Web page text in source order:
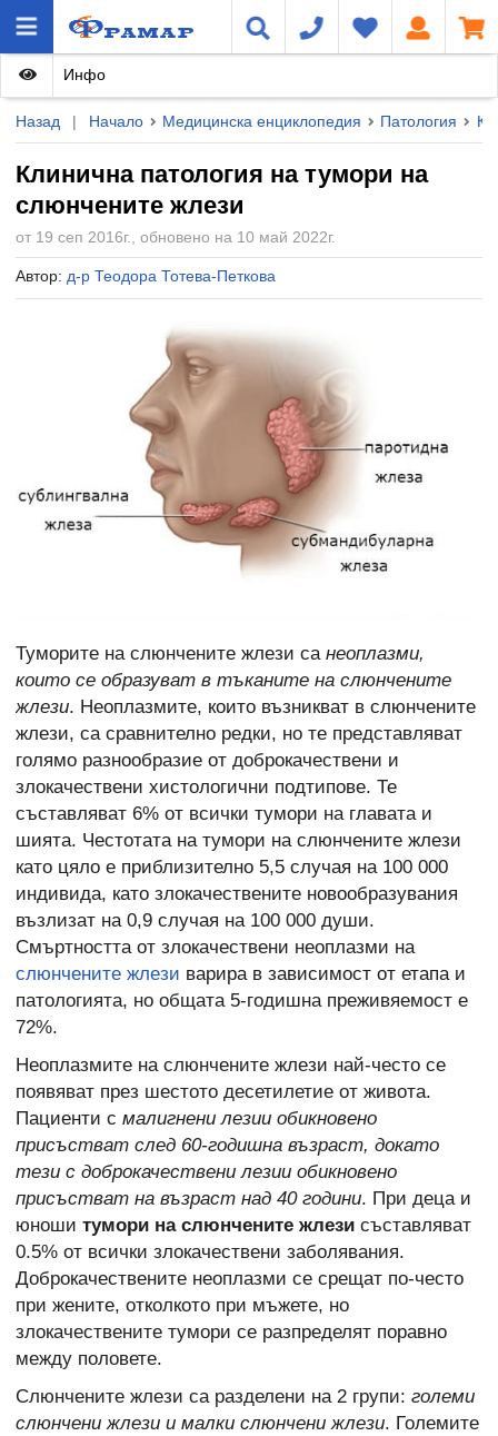
Назад | Начало Медицинска енциклопедия Патология
Клинична патология на тумори на
слюнчените жлези
от 19 сеп 2016г., обновено на 10 май 2022г.
Автор: д-р Теодора Тотева-Петкова
Инфо
Туморите на слюнчените жлези са неоплазми,
които се образуват в тъканите на слюнчените
жлези. Неоплазмите, които възникват в слюнчените
жлези, са сравнително редки, но те представляват
голямо разнообразие от доброкачествени и
злокачествени хистологични подтипове. Те
съставляват 6% от всички тумори на главата и
шията. Честотата на тумори на слюнчените жлези
като цяло е приблизително 5,5 случая на 100 000
индивида, като злокачествените новообразувания
възлизат на 0,9 случая на 100 000 души.
Смъртността от злокачествени неоплазми на
слюнчените жлези варира в зависимост от етапа и
патологията, но общата 5-годишна преживяемост е
72%.
Неоплазмите на слюнчените жлези най-често се
появяват през шестото десетилетие от живота.
Пациенти с малигнени лезии обикновено
присъстват след 60-годишна възраст, докато
тези с доброкачествени лезии обикновено
присъстват на възраст над 40 години. При деца и
юноши тумори на слюнчените жлези съставляват
0.5% от всички злокачествени заболявания.
Доброкачествените неоплазми се срещат по-често
при жените, отколкото при мъжете, но
злокачествените тумори се разпределят поравно
между половете.
Слюнчените жлези са разделени на 2 групи: големи
слюнчени жлези и малки слюнчени жлези. Големите